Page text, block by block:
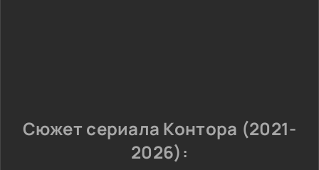
Сюжет сериала Контора (2021-
2026):